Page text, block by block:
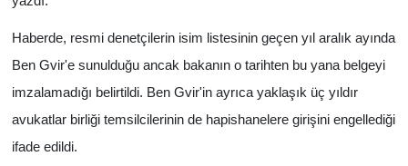
Haberde, resmi denetçilerin isim listesinin geçen yıl aralık ayında
Ben Gvir'e sunulduğu ancak bakanın o tarihten bu yana belgeyi
imzalamadığı belirtildi. Ben Gvir'in ayrıca yaklaşık üç yıldır
avukatlar birliği temsilcilerinin de hapishanelere girişini engellediği
ifade edildi.